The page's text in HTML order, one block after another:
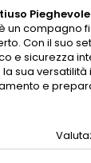
un compagno
Con il suo
e sicurezza
sua versatilità
e